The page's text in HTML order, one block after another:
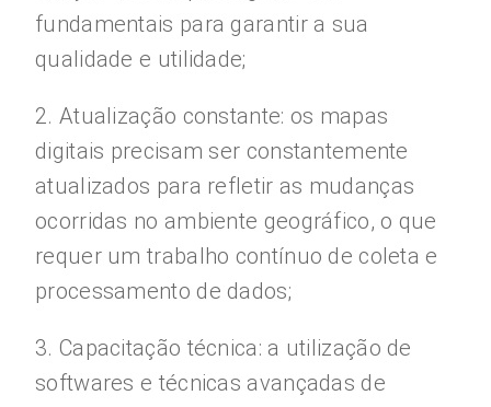
fundamentais para garantir a sua
qualidade e utilidade;
2. Atualização constante: os mapas
digitais precisam ser constantemente
atualizados para refletir as mudanças
ocorridas no ambiente geográfico, o que
requer um trabalho contínuo de coleta e
processamento de dados;
3. Capacitação técnica: a utilização de
softwares e técnicas avançadas de